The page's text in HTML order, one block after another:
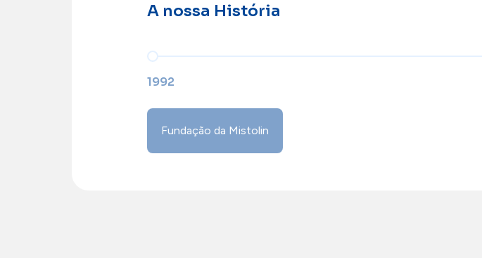
A nossa História
1992
Fundação da Mistolin